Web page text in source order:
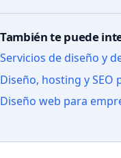
También te puede
Servicios de diseño y
Diseño, hosting y SEO
Diseño web para